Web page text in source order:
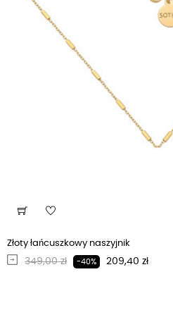
Złoty łańcuszkowy naszyjnik
Regularna cena
349,00 zł -40% Cena
209,40 zł